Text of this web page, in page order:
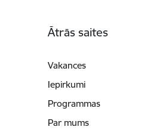
Ātrās saites
Vakances
Iepirkumi
Programmas
Par mums